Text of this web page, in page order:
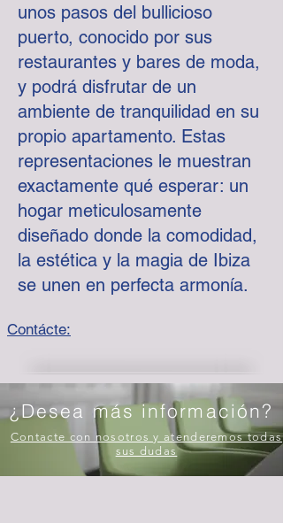
unos pasos del bullicioso
puerto, conocido por sus
restaurantes y bares de moda,
y podrá disfrutar de un
ambiente de tranquilidad en su
propio apartamento. Estas
representaciones le muestran
exactamente qué esperar: un
hogar meticulosamente
diseñado donde la comodidad,
la estética y la magia de Ibiza
se unen en perfecta armonía.
Contácte:
¿Desea más información?
Contacte con nosotros y atenderemos todas
sus dudas